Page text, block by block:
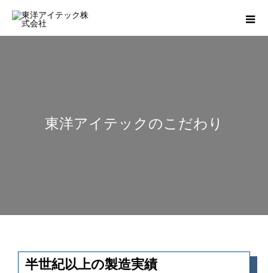
東洋アイテックのこだわり
半世紀以上の製造実績